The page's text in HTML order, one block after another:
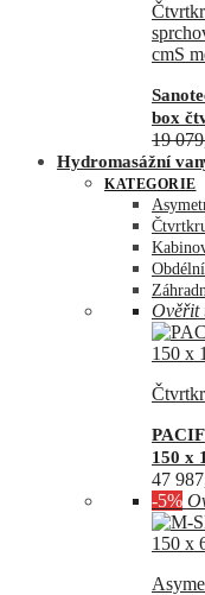
cmS
box
19
Hydromasážní
KATEGORIE
Ověřit
150 x
47
-5%